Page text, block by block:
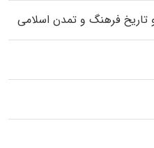
تاریخ فرهنگ و تمدن اسلامی